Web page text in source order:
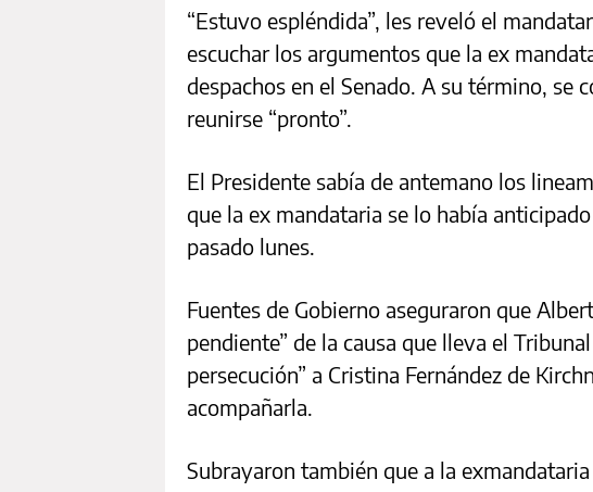
“Estuvo espléndida”, les reveló el
escuchar los argumentos que la ex
despachos en el Senado. A su término, se
reunirse “pronto”.
El Presidente sabía de antemano los
que la ex mandataria se lo había
pasado lunes.
Fuentes de Gobierno aseguraron que
pendiente” de la causa que lleva el
persecución” a Cristina Fernández de
acompañarla.
Subrayaron también que a la